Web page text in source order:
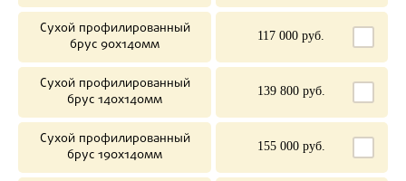
Сухой профилированный
брус 90х140мм
117 000 руб.
Сухой профилированный
брус 140х140мм
139 800 руб.
Сухой профилированный
брус 190х140мм
155 000 руб.